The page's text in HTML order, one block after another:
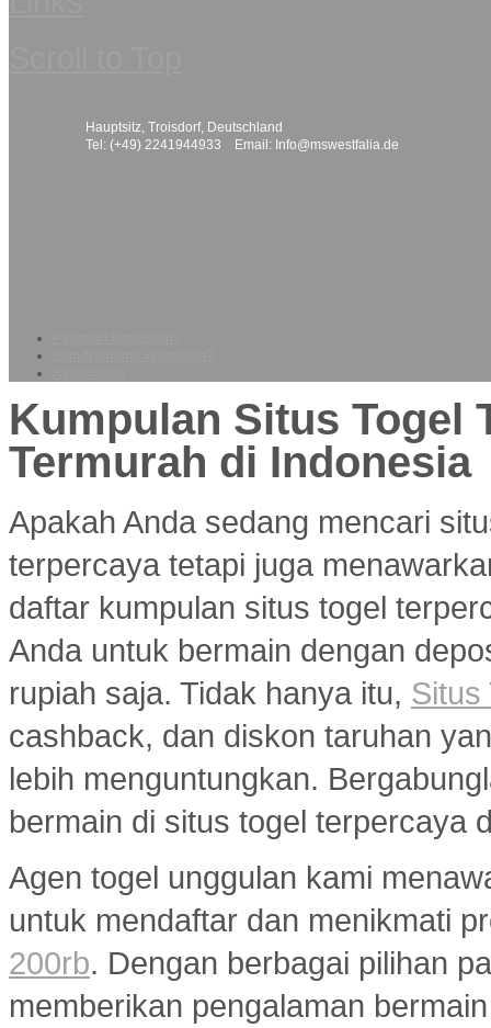
Hauptsitz, Troisdorf, Deutschland
Tel: (+49) 2241944933 Email: Info@mswestfalia.de
Kumpulan Situs Togel
Termurah di Indonesia
Apakah Anda sedang mencari
terpercaya tetapi juga
daftar kumpulan situs togel
Anda untuk bermain dengan
rupiah saja. Tidak hanya itu, Situs
cashback, dan diskon taruhan
lebih menguntungkan.
bermain di situs togel terpercaya
Agen togel unggulan kami
untuk mendaftar dan menikmati
200rb. Dengan berbagai pilihan
memberikan pengalaman